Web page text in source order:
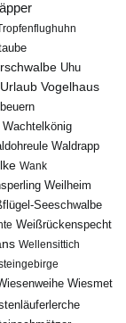
Uhu
Urlaub Vogelhaus
Wachtelkönig
Waldrapp
Wank
Weilheim
Seeschwalbe
Weißrückenspecht
Wellensittich
Wiesmet